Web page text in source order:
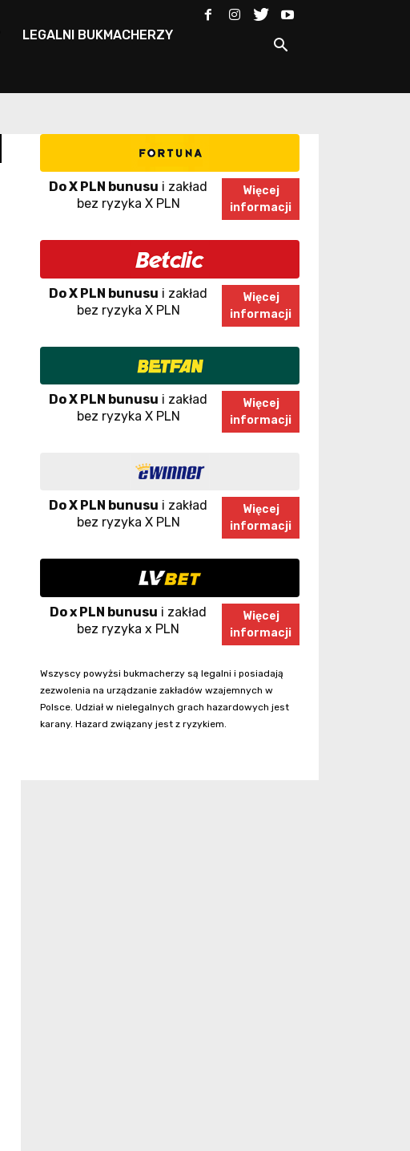
LEGALNI BUKMACHERZY
Do X PLN bunusu i zakład
bez ryzyka X PLN
Więcej
informacji
Do X PLN bunusu i zakład
bez ryzyka X PLN
Więcej
informacji
Do X PLN bunusu i zakład
bez ryzyka X PLN
Więcej
informacji
Do X PLN bunusu i zakład
bez ryzyka X PLN
Więcej
informacji
Do x PLN bunusu i zakład
bez ryzyka x PLN
Więcej
informacji
Wszyscy powyżsi bukmacherzy są legalni i posiadają
zezwolenia na urządzanie zakładów wzajemnych w
Polsce. Udział w nielegalnych grach hazardowych jest
karany. Hazard związany jest z ryzykiem.